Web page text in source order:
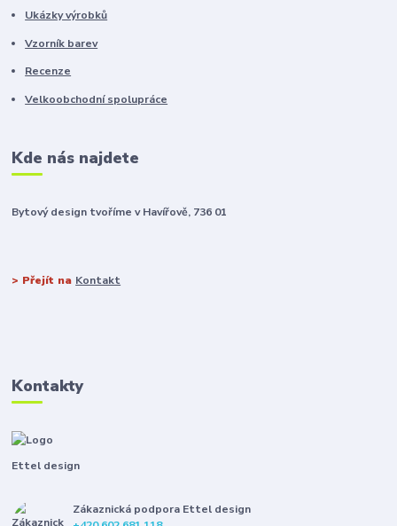
Ukázky výrobků
Vzorník barev
Recenze
Velkoobchodní spolupráce
Kde nás najdete
Bytový design tvoříme v Havířově, 736 01
> Přejít na Kontakt
Kontakty
Ettel design
Zákaznická podpora Ettel design